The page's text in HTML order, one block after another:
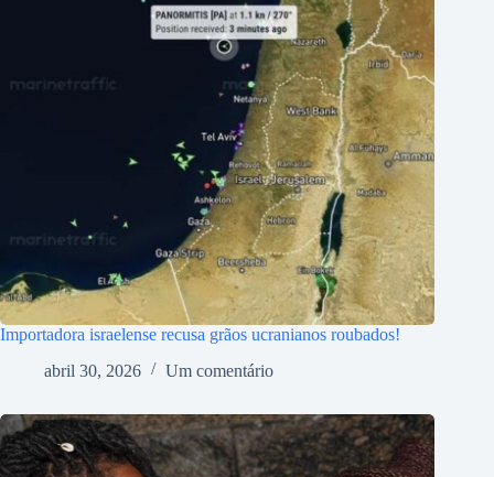
Importadora israelense recusa grãos ucranianos roubados!
abril 30, 2026
Um comentário